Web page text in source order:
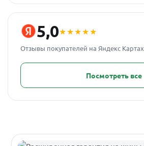
5,0★★★★★
Отзывы покупателей на Яндекс Картах
Посмотреть все